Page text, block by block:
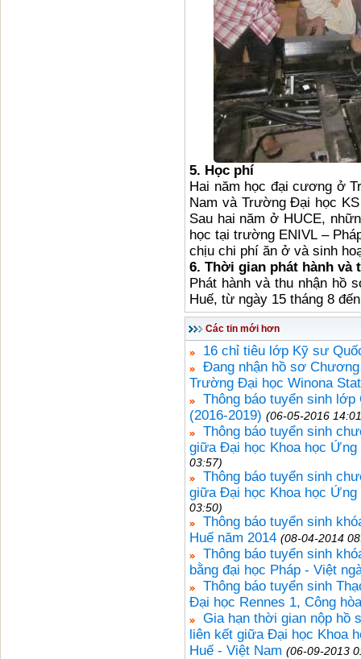
5. Học phí
Hai năm học đại cương ở
Nam và Trường Đại học
Sau hai năm ở HUCE,
học tại trường ENIVL –
chịu chi phí ăn ở và sinh
6. Thời gian phát hành và
Phát hành và thu nhận hồ
Huế, từ ngày 15 tháng 8
Các tin mới hơn
16 chỉ tiêu lớp Kỹ sư
Đang nhận hồ sơ
Trường Đại học Winona
Thông báo tuyển sinh
(2016-2019) (06-05-2016
Thông báo tuyển sinh
giữa Đại học Khoa học
03:57)
Thông báo tuyển sinh
giữa Đại học Khoa học
03:50)
Thông báo tuyển sinh
Huế năm 2014 (08-04-2014
Thông báo tuyển sinh
bằng đại học Pháp - Việt
Thông báo tuyển sinh
Đại học Rennes 1, Công
Gia hạn thời gian nộp hồ
liên kết giữa Đại học Khoa
Huế - Việt Nam (06-09-2013